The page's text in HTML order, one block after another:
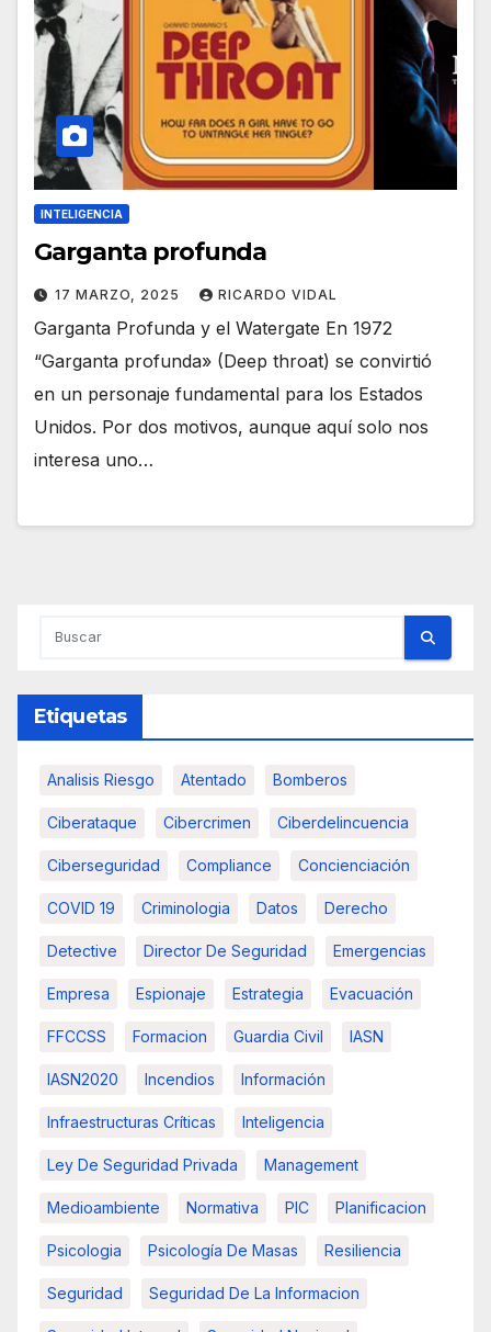
INTELIGENCIA
Garganta profunda
17 MARZO, 2025 RICARDO VIDAL
Garganta Profunda y el Watergate En 1972
“Garganta profunda» (Deep throat) se convirtió
en un personaje fundamental para los Estados
Unidos. Por dos motivos, aunque aquí solo nos
interesa uno…
Etiquetas
Analisis Riesgo Atentado Bomberos
Ciberataque Cibercrimen Ciberdelincuencia
Ciberseguridad Compliance Concienciación
COVID 19 Criminologia Datos Derecho
Detective Director De Seguridad Emergencias
Empresa Espionaje Estrategia Evacuación
FFCCSS Formacion Guardia Civil IASN
IASN2020 Incendios Información
Infraestructuras Críticas Inteligencia
Ley De Seguridad Privada Management
Medioambiente Normativa PIC Planificacion
Psicologia Psicología De Masas Resiliencia
Seguridad Seguridad De La Informacion